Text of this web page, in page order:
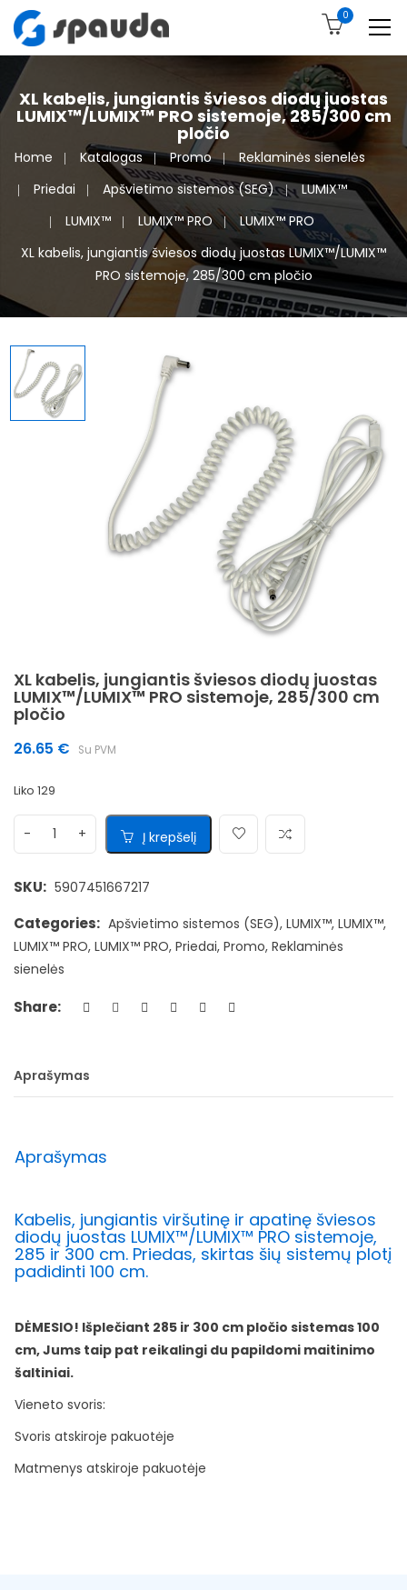
0
XL kabelis, jungiantis šviesos diodų juostas
LUMIX™/LUMIX™ PRO sistemoje, 285/300 cm
pločio
Home Katalogas Promo
Reklaminės sienelės
Priedai
Apšvietimo sistemos (SEG)
LUMIX™
LUMIX™
LUMIX™ PRO
LUMIX™ PRO
XL kabelis, jungiantis šviesos diodų juostas LUMIX™/LUMIX™
PRO sistemoje, 285/300 cm pločio
XL kabelis, jungiantis šviesos diodų juostas
LUMIX™/LUMIX™ PRO sistemoje, 285/300 cm
pločio
26.65 € Su PVM
Liko 129
Į krepšelį
SKU: 5907451667217
Categories: Apšvietimo sistemos (SEG), LUMIX™, LUMIX™,
LUMIX™ PRO, LUMIX™ PRO, Priedai, Promo, Reklaminės
sienelės
Share:
Aprašymas
Aprašymas
Kabelis, jungiantis viršutinę ir apatinę šviesos
diodų juostas LUMIX™/LUMIX™ PRO sistemoje,
285 ir 300 cm. Priedas, skirtas šių sistemų plotį
padidinti 100 cm.
DĖMESIO! Išplečiant 285 ir 300 cm pločio sistemas 100
cm, Jums taip pat reikalingi du papildomi maitinimo
šaltiniai.
Vieneto svoris:
Svoris atskiroje pakuotėje
Matmenys atskiroje pakuotėje